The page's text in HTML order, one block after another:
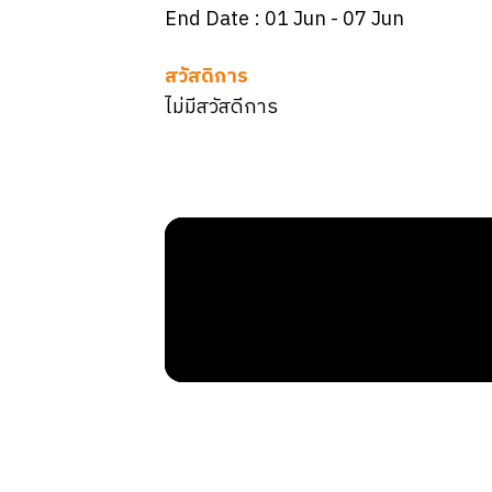
End Date : 01 Jun - 07 Jun
สวัสดิการ
ไม่มีสวัสดีการ